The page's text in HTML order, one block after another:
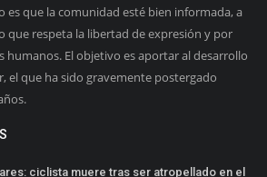
es que la comunidad esté bien informada, a
que respeta la libertad de expresión y por
humanos. El objetivo es aportar al desarrollo
el que ha sido gravemente postergado
ciclista muere tras ser atropellado en el